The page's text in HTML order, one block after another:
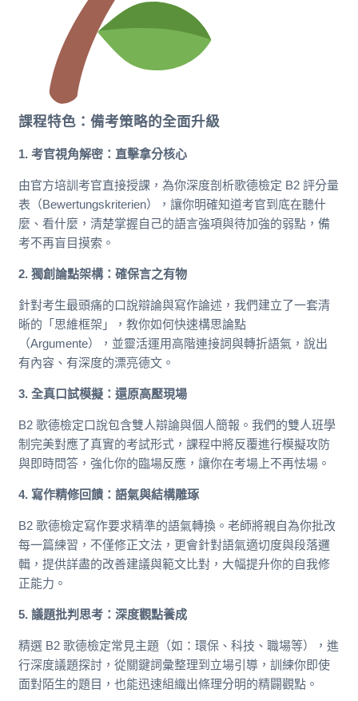
課程特色：備考策略的全面升級
1. 考官視角解密：直擊拿分核心
由官方培訓考官直接授課，為你深度剖析歌德檢定 B2 評分量
表（Bewertungskriterien），讓你明確知道考官到底在聽什
麼、看什麼，清楚掌握自己的語言強項與待加強的弱點，備
考不再盲目摸索。
2. 獨創論點架構：確保言之有物
針對考生最頭痛的口說辯論與寫作論述，我們建立了一套清
晰的「思維框架」，教你如何快速構思論點
（Argumente），並靈活運用高階連接詞與轉折語氣，說出
有內容、有深度的漂亮德文。
3. 全真口試模擬：還原高壓現場
B2 歌德檢定口說包含雙人辯論與個人簡報。我們的雙人班學
制完美對應了真實的考試形式，課程中將反覆進行模擬攻防
與即時問答，強化你的臨場反應，讓你在考場上不再怯場。
4. 寫作精修回饋：語氣與結構雕琢
B2 歌德檢定寫作要求精準的語氣轉換。老師將親自為你批改
每一篇練習，不僅修正文法，更會針對語氣適切度與段落邏
輯，提供詳盡的改善建議與範文比對，大幅提升你的自我修
正能力。
5. 議題批判思考：深度觀點養成
精選 B2 歌德檢定常見主題（如：環保、科技、職場等），進
行深度議題探討，從關鍵詞彙整理到立場引導，訓練你即使
面對陌生的題目，也能迅速組織出條理分明的精闢觀點。